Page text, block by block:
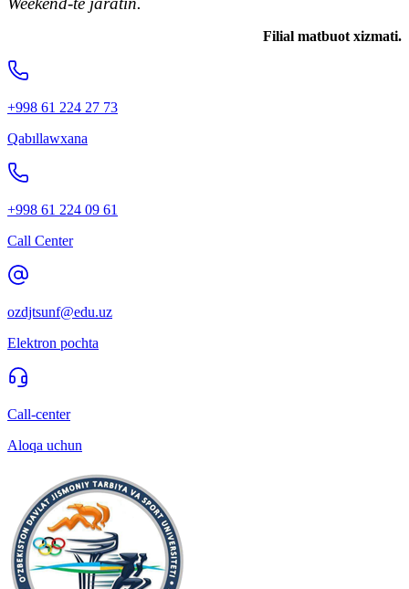
Filial matbuot xizmati.
+998 61 224 27 73
Qabıllawxana
+998 61 224 09 61
Call Center
ozdjtsunf@edu.uz
Elektron pochta
Call-center
Aloqa uchun